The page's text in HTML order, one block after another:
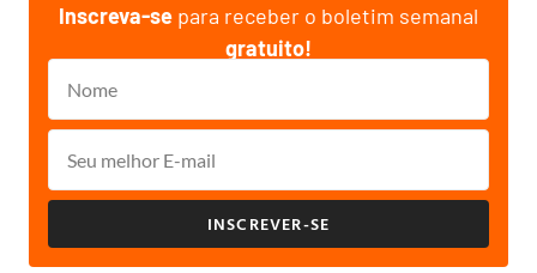
Inscreva-se para receber o boletim semanal
gratuito!
INSCREVER-SE